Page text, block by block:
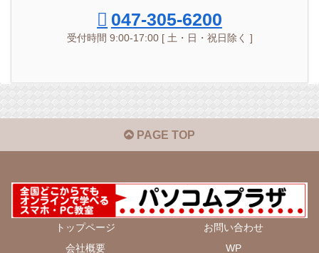
047-305-6200
受付時間 9:00-17:00 [ 土・日・祝日除く ]
PAGE TOP
トップページ
お問い合わせ
会社概要
WP